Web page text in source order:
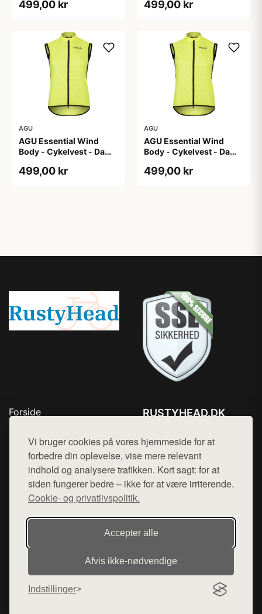
Vi bruger cookies på vores hjemmeside for at
forbedre din oplevelse, vise mere relevant
indhold og analysere trafikken. Kort sagt: for at
siden fungerer bedre – ikke for at være irriterende.
Cookie- og privatlivspolitik.
Accepter alle
Afvis ikke‑nødvendige
Indstillinger
M
499,00 kr 499,00 kr
AGU
AGU Essential Wind
Body - Cykelvest - Dame
XL
499,00 kr
AGU
AGU Essential Wind
Body - Cykelvest - Dame
XS
499,00 kr
Forside
Top Rabatter
Kontakt
RUSTYHEAD.DK
Mail: hej@want.dk
Cookie- og privatlivspolitik
Denne side er en del af want.dk, der udgiver en række
hjemmesider med præsentation af forskellige produkter fra
diverse webshops. Der sælges ikke varer fra denne side - vi
varerne på lager.